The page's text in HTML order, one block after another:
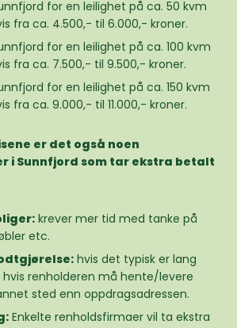
for en leilighet på ca. 50 kvm
fra ca. 4.500,- til 6.000,- kroner.
for en leilighet på ca. 100 kvm
fra ca. 7.500,- til 9.500,- kroner.
for en leilighet på ca. 150 kvm
fra ca. 9.000,- til 11.000,- kroner.
er det også noen
i Sunnfjord som tar ekstra betalt
krever mer tid med tanke på
etc.
hvis det typisk er lang
hvis renholderen må hente/levere
sted enn oppdragsadressen.
Enkelte renholdsfirmaer vil ta ekstra